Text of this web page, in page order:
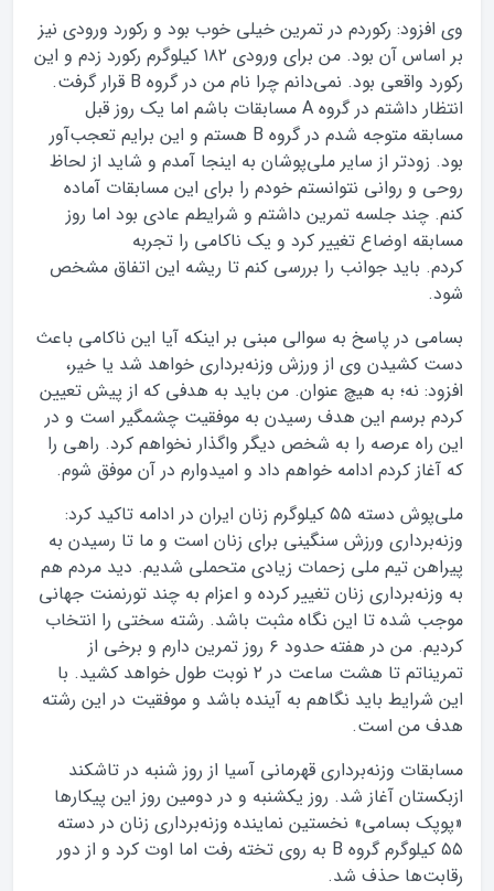
وی افزود: رکوردم در تمرین خیلی خوب بود و رکورد ورودی نیز
بر اساس آن بود. من برای ورودی ۱۸۲ کیلوگرم رکورد زدم و این
رکورد واقعی بود. نمی‌دانم چرا نام من در گروه B قرار گرفت.
انتظار داشتم در گروه A مسابقات باشم اما یک روز قبل
مسابقه متوجه شدم در گروه B هستم و این برایم تعجب‌آور
بود. زودتر از سایر ملی‌پوشان به اینجا آمدم و شاید از لحاظ
روحی و روانی نتوانستم خودم را برای این مسابقات آماده
کنم. چند جلسه تمرین داشتم و شرایطم عادی بود اما روز
مسابقه اوضاع تغییر کرد و یک ناکامی را تجربه
کردم. باید جوانب را بررسی کنم تا ریشه این اتفاق مشخص
شود.
بسامی در پاسخ به سوالی مبنی بر اینکه آیا این ناکامی باعث
دست کشیدن وی از ورزش وزنه‌برداری خواهد شد یا خیر،
افزود: نه؛ به هیچ عنوان. من باید به هدفی که از پیش تعیین
کردم برسم این هدف رسیدن به موفقیت چشمگیر است و در
این راه عرصه را به شخص دیگر واگذار نخواهم کرد. راهی را
که آغاز کردم ادامه خواهم داد و امیدوارم در آن موفق شوم.
ملی‌پوش دسته ۵۵ کیلوگرم زنان ایران در ادامه تاکید کرد:
وزنه‌برداری ورزش سنگینی برای زنان است و ما تا رسیدن به
پیراهن تیم ملی زحمات زیادی متحملی شدیم. دید مردم هم
به وزنه‌برداری زنان تغییر کرده و اعزام به چند تورنمنت جهانی
موجب شده تا این نگاه مثبت باشد. رشته سختی را انتخاب
کردیم. من در هفته حدود ۶ روز تمرین دارم و برخی از
تمریناتم تا هشت ساعت در ۲ نوبت طول خواهد کشید. با
این شرایط باید نگاهم به آینده باشد و موفقیت در این رشته
هدف من است.
مسابقات وزنه‌برداری قهرمانی آسیا از روز شنبه در تاشکند
ازبکستان آغاز شد. روز یکشنبه و در دومین روز این پیکارها
«پوپک بسامی» نخستین نماینده وزنه‌برداری زنان در دسته
۵۵ کیلوگرم گروه B به روی تخته رفت اما اوت کرد و از دور
رقابت‌ها حذف شد.